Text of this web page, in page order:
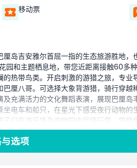
移动票
岛吉安雅尔首屈一指的生态旅游胜地，
园和主题栖息地，带您近距离接触60多
热带鸟类。开启刺激的游猎之旅，专
厘八哥。可选择大象背游猎，骑行穿
充满活力的文化舞蹈表演，展现巴厘岛
电车和船只，在星光下感受夜行动物
们在游乐场及宠物园中尽情玩耍。凭借
生动物园为您提供轻松、富教育意义且
魅力。
选项